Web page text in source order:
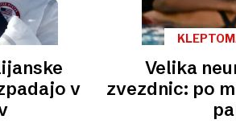
v
Velika
zvezdnic: po